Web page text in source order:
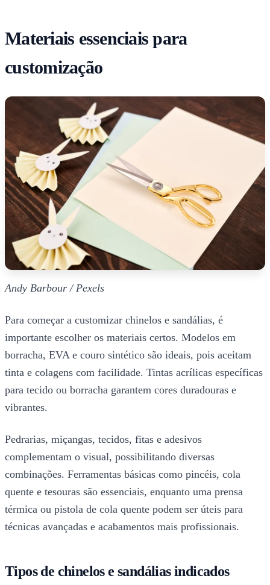
Materiais essenciais para
customização
Andy Barbour / Pexels
Para começar a customizar chinelos e sandálias, é
importante escolher os materiais certos. Modelos em
borracha, EVA e couro sintético são ideais, pois aceitam
tinta e colagens com facilidade. Tintas acrílicas específicas
para tecido ou borracha garantem cores duradouras e
vibrantes.
Pedrarias, miçangas, tecidos, fitas e adesivos
complementam o visual, possibilitando diversas
combinações. Ferramentas básicas como pincéis, cola
quente e tesouras são essenciais, enquanto uma prensa
térmica ou pistola de cola quente podem ser úteis para
técnicas avançadas e acabamentos mais profissionais.
Tipos de chinelos e sandálias indicados